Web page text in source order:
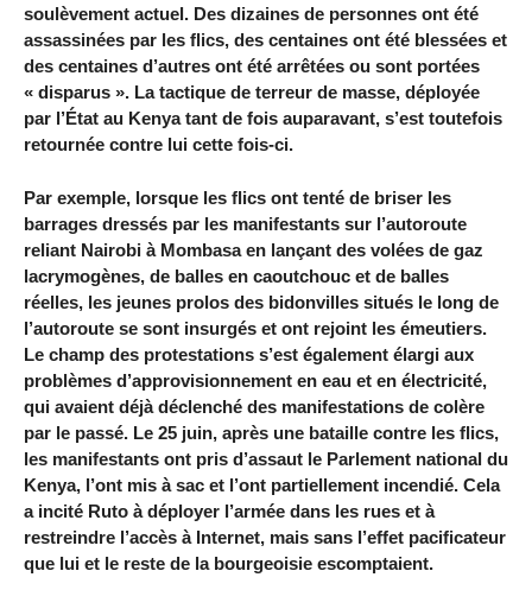
soulèvement actuel. Des dizaines de personnes ont été
assassinées par les flics, des centaines ont été blessées et
des centaines d’autres ont été arrêtées ou sont portées
« disparus ». La tactique de terreur de masse, déployée
par l’État au Kenya tant de fois auparavant, s’est toutefois
retournée contre lui cette fois-ci.
Par exemple, lorsque les flics ont tenté de briser les
barrages dressés par les manifestants sur l’autoroute
reliant Nairobi à Mombasa en lançant des volées de gaz
lacrymogènes, de balles en caoutchouc et de balles
réelles, les jeunes prolos des bidonvilles situés le long de
l’autoroute se sont insurgés et ont rejoint les émeutiers.
Le champ des protestations s’est également élargi aux
problèmes d’approvisionnement en eau et en électricité,
qui avaient déjà déclenché des manifestations de colère
par le passé. Le 25 juin, après une bataille contre les flics,
les manifestants ont pris d’assaut le Parlement national du
Kenya, l’ont mis à sac et l’ont partiellement incendié. Cela
a incité Ruto à déployer l’armée dans les rues et à
restreindre l’accès à Internet, mais sans l’effet pacificateur
que lui et le reste de la bourgeoisie escomptaient.